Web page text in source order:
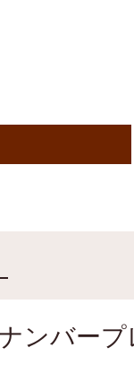
ンバープ